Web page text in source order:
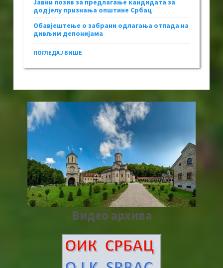
додјелу признања општине Србац
Обавјештење о забрани одлагања отпада на
дивљим депонијама
ПОГЛЕДАЈ ВИШЕ
Видео архива